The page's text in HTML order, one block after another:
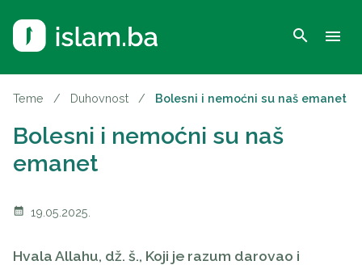
search menu
Teme / Duhovnost / Bolesni i nemoćni su naš emanet
Bolesni i nemoćni su naš
emanet
calendar_month 19.05.2025.
Hvala Allahu, dž. š., Koji je razum darovao i